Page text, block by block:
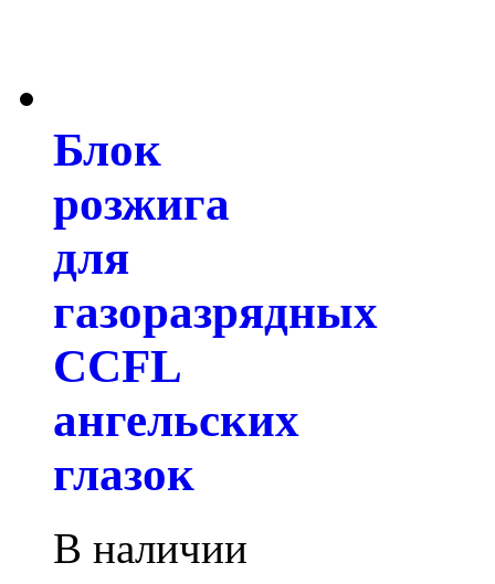
Блок
розжига
для
газоразрядных
CCFL
ангельских
глазок
В наличии